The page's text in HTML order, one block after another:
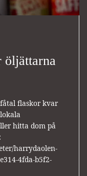
öljättarna
flaskor kvar
hitta dom på
harrydaolen-
4fda-b5f2-